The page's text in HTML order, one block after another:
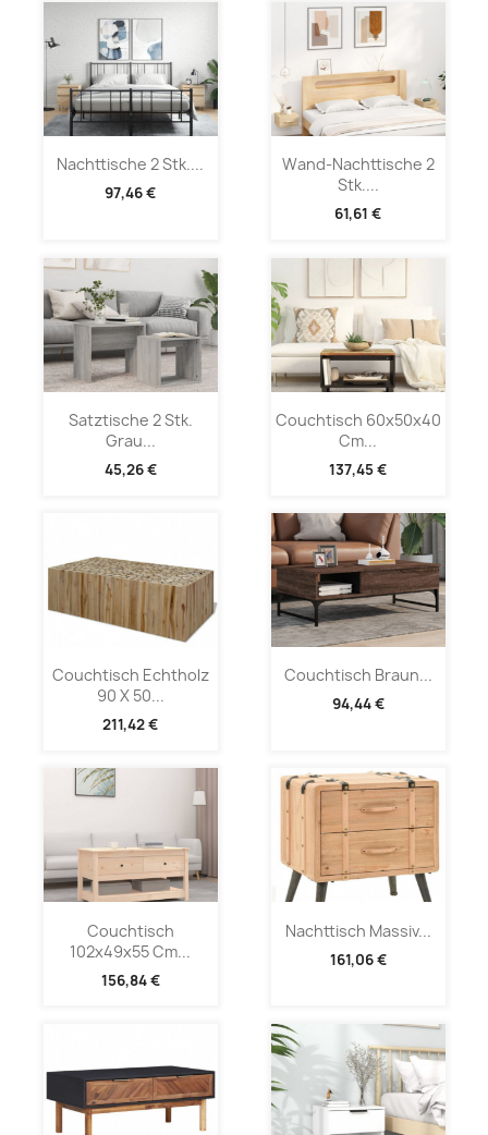
Nachttische 2 Stk....
97,46 €
Wand-Nachttische 2
Stk....
61,61 €
Satztische 2 Stk.
Grau...
45,26 €
Couchtisch 60x50x40
Cm...
137,45 €
Couchtisch Echtholz
90 X 50...
211,42 €
Couchtisch Braun...
94,44 €
Couchtisch
102x49x55 Cm...
156,84 €
Nachttisch Massiv...
161,06 €